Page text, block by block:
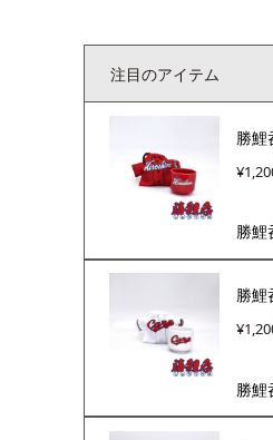
注目のアイテム
勝鯉
¥
勝鯉
勝鯉
¥
勝鯉